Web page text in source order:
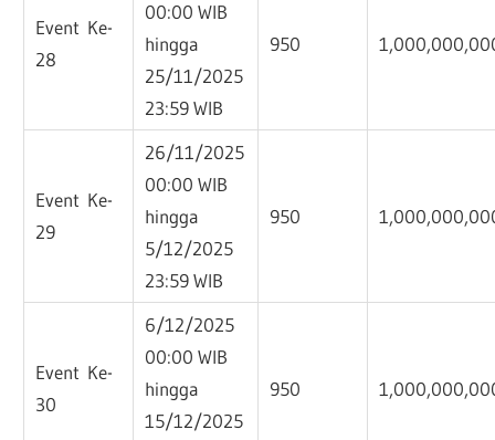
Event Ke-
28
00:00 WIB
hingga
25/11/2025
23:59 WIB
950
Event Ke-
29
26/11/2025
00:00 WIB
hingga
5/12/2025
23:59 WIB
950
Event Ke-
30
6/12/2025
00:00 WIB
hingga
15/12/2025
950